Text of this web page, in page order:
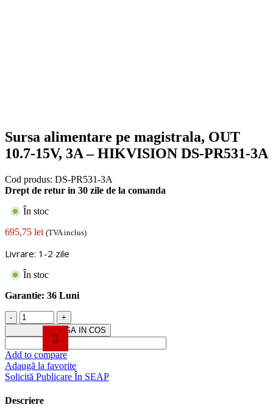
Sursa alimentare pe magistrala, OUT
10.7-15V, 3A – HIKVISION DS-PR531-3A
Cod produs: DS-PR531-3A
Drept de retur in 30 zile de la comanda
În stoc
695,75 lei (TVA inclus)
Livrare: 1-2 zile
În stoc
Garantie: 36 Luni
Cantitate
Sursa
alimentare
pe
magistrala,
OUT
10.7-
3A
ADAUGA IN COS
Add to compare
Adaugă la favorite
Solicită Publicare În SEAP
Descriere